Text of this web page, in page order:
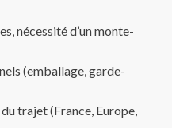
nécessité d’un monte-
(emballage, garde-
trajet (France, Europe,